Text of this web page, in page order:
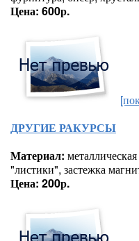
Цена: 600р.
ДРУГИЕ РАКУРСЫ
Материал:
"листики", застежка
Цена: 200р.